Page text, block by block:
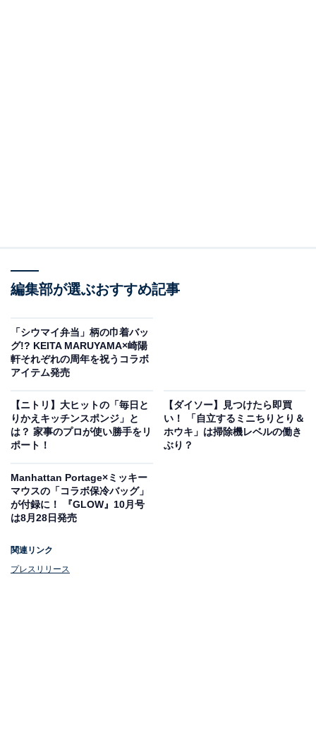
（TJMOOK）が累計127万部を突破している、料理家り
なてぃさんとのコラボレーションで生まれた「1週間分
は、幅56×高さ32×マチ20センチと大容量！ 週末にまと
めて食材を買いに行く人や、家族の人数が多い人にもう
ってつけです。
編集部が選ぶおすすめ記事
「シウマイ弁当」柄の巾着バッ
グ!? KEITA MARUYAMA×崎陽
軒それぞれの周年を祝うコラボ
アイテム発売
【ニトリ】大ヒットの「毎日と
りかえキッチンスポンジ」と
は？ 家事のプロが使い勝手をリ
ポート！
【ダイソー】見つけたら即買
い！ 「自立するミニちりとり＆
ホウキ」は掃除機レベルの働き
ぶり？
Manhattan Portage×ミッキー
マウスの「コラボ保冷バッグ」
が付録に！ 『GLOW』10月号
は8月28日発売
関連リンク
プレスリリース